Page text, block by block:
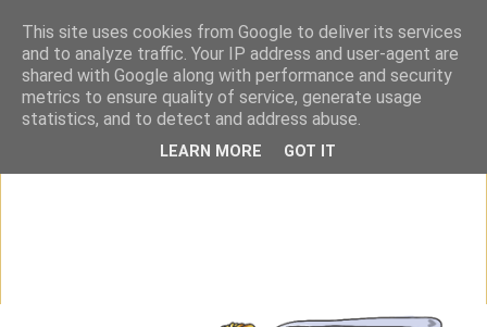
This site uses cookies from Google to deliver its services
and to analyze traffic. Your IP address and user-agent are
shared with Google along with performance and security
metrics to ensure quality of service, generate usage
statistics, and to detect and address abuse.
LEARN MORE GOT IT